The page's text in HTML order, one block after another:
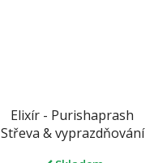
Elixír - Purishaprash
Střeva & vyprazdňování